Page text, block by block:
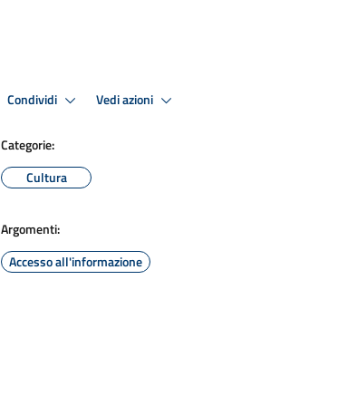
Condividi Vedi azioni
Categorie:
Cultura
Argomenti:
Accesso all'informazione